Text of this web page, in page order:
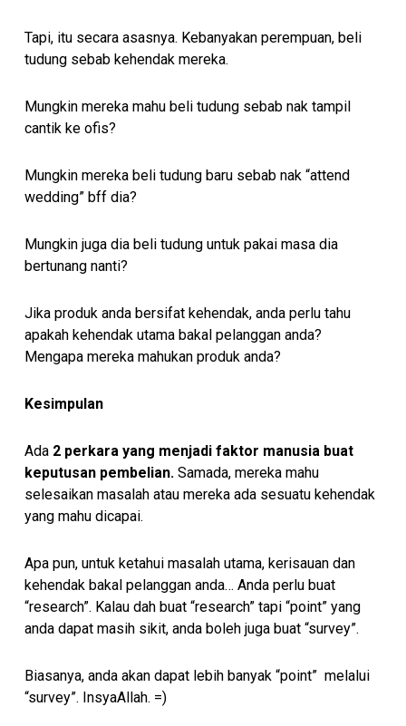
Tapi, itu secara asasnya. Kebanyakan perempuan, beli
tudung sebab kehendak mereka.
Mungkin mereka mahu beli tudung sebab nak tampil
cantik ke ofis?
Mungkin mereka beli tudung baru sebab nak “attend
wedding” bff dia?
Mungkin juga dia beli tudung untuk pakai masa dia
bertunang nanti?
Jika produk anda bersifat kehendak, anda perlu tahu
apakah kehendak utama bakal pelanggan anda?
Mengapa mereka mahukan produk anda?
Kesimpulan
Ada 2 perkara yang menjadi faktor manusia buat
keputusan pembelian. Samada, mereka mahu
selesaikan masalah atau mereka ada sesuatu kehendak
yang mahu dicapai.
Apa pun, untuk ketahui masalah utama, kerisauan dan
kehendak bakal pelanggan anda… Anda perlu buat
“research”. Kalau dah buat “research” tapi “point” yang
anda dapat masih sikit, anda boleh juga buat “survey”.
Biasanya, anda akan dapat lebih banyak “point” melalui
“survey”. InsyaAllah. =)